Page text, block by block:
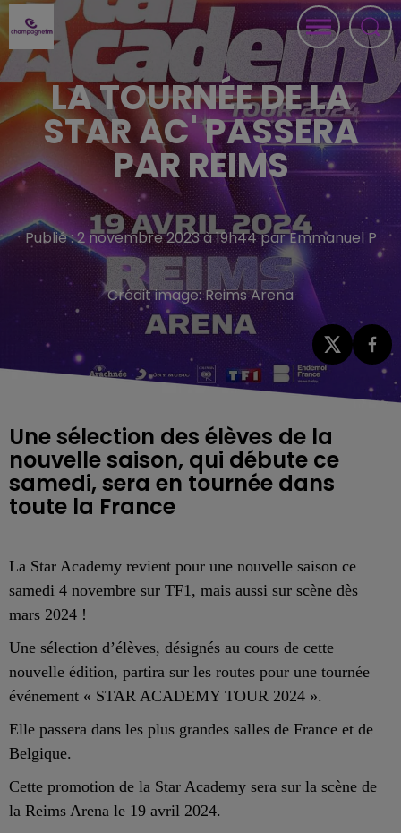
LA TOURNÉE DE LA
STAR AC' PASSERA
PAR REIMS
Publié : 2 novembre 2023 à 19h44 par Emmanuel P
Crédit image:Reims Arena
Une sélection des élèves de la
nouvelle saison, qui débute ce
samedi, sera en tournée dans
toute la France
La Star Academy revient pour une nouvelle saison ce
samedi 4 novembre sur TF1, mais aussi sur scène dès
mars 2024 !
Une sélection d’élèves, désignés au cours de cette
nouvelle édition, partira sur les routes pour une tournée
événement « STAR ACADEMY TOUR 2024 ».
Elle passera dans les plus grandes salles de France et de
Belgique.
Cette promotion de la Star Academy sera sur la scène de
la Reims Arena le 19 avril 2024.